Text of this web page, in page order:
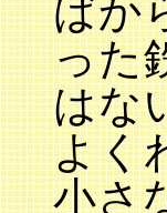
ばか
った
はな
よく
小さ